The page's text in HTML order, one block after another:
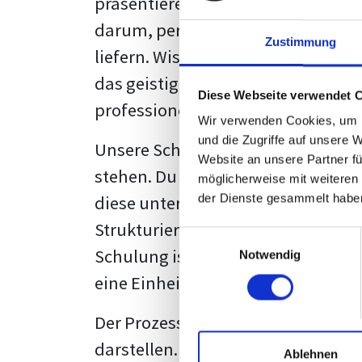
Zustimmung
Diese Webseite verwendet
Wir verwenden Cookies,
und die Zugriffe auf unsere
Website an unsere Partner
möglicherweise mit
der Dienste gesammelt
Notwendig
Ablehnen
darum, persönliche Meinungen
liefern. Wissenschaftliche Texte,
das geistige Eigentum des
professionell zu kommunizieren.
Unsere Schulung wurde mit Blick
stehen. Du wirst nicht nur
diese unter Zuhilfenahme von
Strukturierung ist ebenso
Schulung ist so konzipiert, dass
eine Einheitslösung zu bieten.
Der Prozess des
darstellen. Jedoch, ausgestattet